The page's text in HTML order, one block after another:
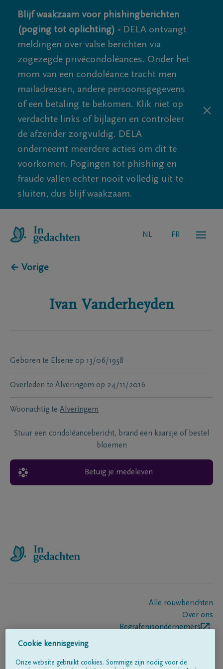
Blijf waakzaam voor phishingberichten
(poging tot oplichting) - DELA ontvangt
meldingen over valse berichten via
zogezegde privécondoléances. Onder het
mom van een condoléance tracht men
mailadressen, andere persoonsgegevens
of een betaling te bekomen. Klik niet op
verdachte links of bijlagen en controleer
de afzender zorgvuldig. DELA
onderneemt meerdere acties om dit te
voorkomen. Pogingen tot phishing en
fraude vallen echter nooit volledig uit te
sluiten, dus blijf waakzaam.
NL FR
← Vorige
Ivan Vanderheyden
Geboren te Elsene op 13/06/1958
Overleden te Alveringem op 24/11/2016
Woonachtig te Alveringem
Stuur een condoléancebericht, brand een kaarsje of bestel
bloemen
Betuig je medeleven
Alle rouwberichten
Over ons
Begrafenisondernemers
Cookie kennisgeving
Onze website gebruikt cookies. Sommige zijn nodig voor de